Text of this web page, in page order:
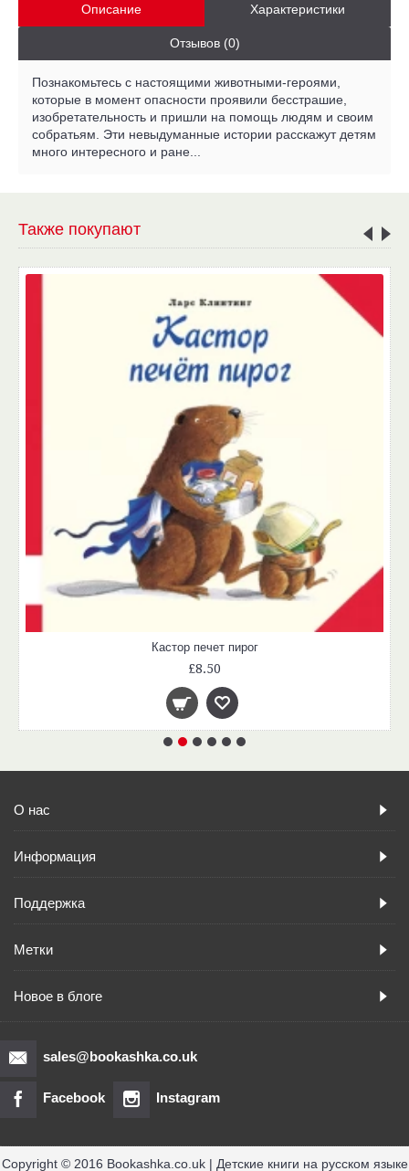
Описание Характеристики
Отзывов (0)
Познакомьтесь с настоящими животными-героями,
которые в момент опасности проявили бесстрашие,
изобретательность и пришли на помощь людям и своим
собратьям. Эти невыдуманные истории расскажут детям
много интересного и ране...
Также покупают
Кастор печет пирог
£8.50
О нас
Информация
Поддержка
Метки
Новое в блоге
sales@bookashka.co.uk
Facebook Instagram
Copyright © 2016 Bookashka.co.uk | Детские книги на русском языке